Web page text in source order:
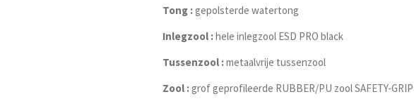
Tong :gepolsterde watertong
Inlegzool :hele inlegzool ESD PRO black
Tussenzool :metaalvrije tussenzool
Zool :grof geprofileerde RUBBER/PU zool SAFETY-GRIP